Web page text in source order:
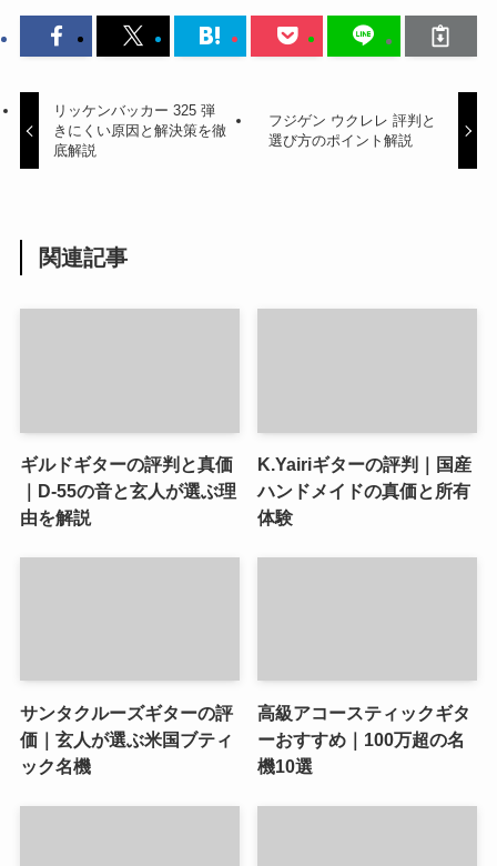
リッケンバッカー 325 弾
きにくい原因と解決策を徹
底解説
フジゲン ウクレレ 評判と
選び方のポイント解説
関連記事
ギルドギターの評判と真価
｜D-55の音と玄人が選ぶ理
由を解説
K.Yairiギターの評判｜国産
ハンドメイドの真価と所有
体験
サンタクルーズギターの評
価｜玄人が選ぶ米国ブティ
ック名機
高級アコースティックギタ
ーおすすめ｜100万超の名
機10選